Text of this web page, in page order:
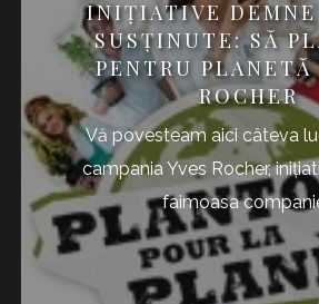
INIŢIATIVE
SUSŢINUTE: SĂ
PENTRU PLANETĂ
ROCHER
Vă povesteam aici câteva
campania Yves Rocher,
faimoasa